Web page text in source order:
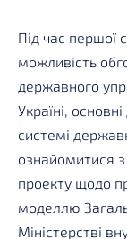
Під час першої
можливість
державного
Україні,
системі
ознайомитися з
проекту щодо
моделлю
Міністерстві